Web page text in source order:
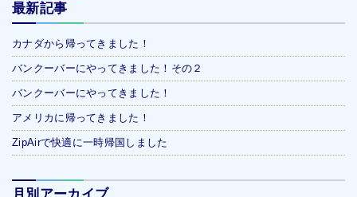
最新記事
カナダから帰ってきました！
バンクーバーにやってきました！その２
バンクーバーにやってきました！
アメリカに帰ってきました！
ZipAirで快適に一時帰国しました